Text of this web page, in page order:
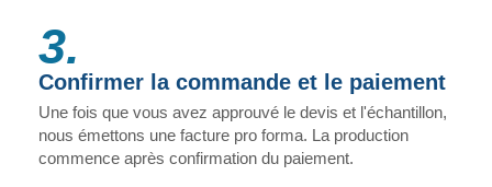
3.
Confirmer la commande et le paiement
Une fois que vous avez approuvé le devis et l'échantillon,
nous émettons une facture pro forma. La production
commence après confirmation du paiement.